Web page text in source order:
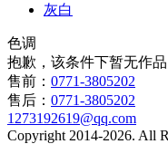
灰白
色调
抱歉，该条件下暂无作品
售前： 0771-3805202
售后： 0771-3805202
1273192619@qq.com
Copyright 2014-2026. All